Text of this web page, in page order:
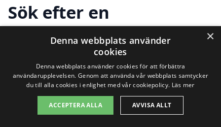
Sök efter en
professionell för
trädbeskärning i andra
städer nära Blixbo
Att hitta professionell hjälp för
×
Denna webbplats använder
cookies
Denna webbplats använder cookies för att förbättra
användarupplevelsen. Genom att använda vår webbplats samtycker
du till alla cookies i enlighet med vår cookiepolicy. Läs mer
ACCEPTERA ALLA AVVISA ALLT